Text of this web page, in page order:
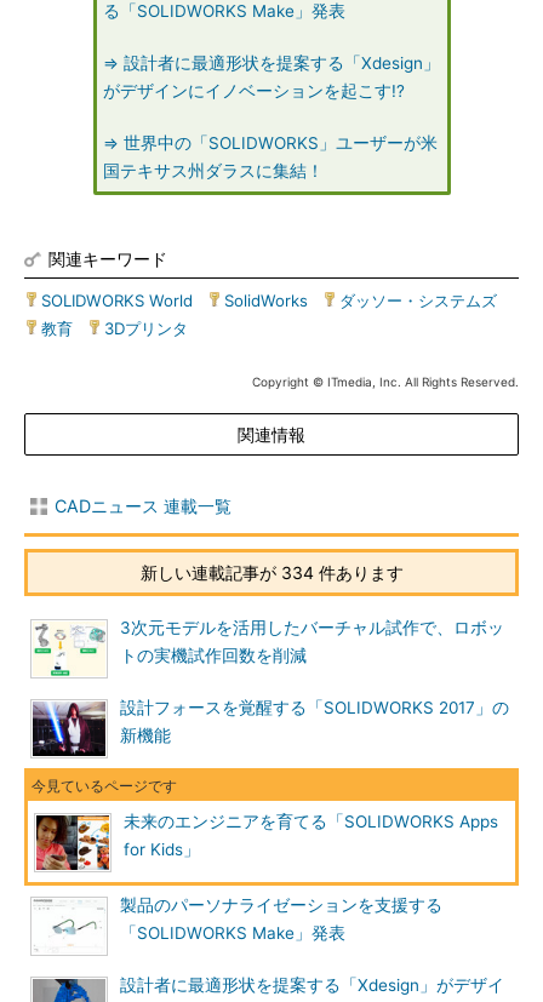
る「SOLIDWORKS Make」発表
⇒ 設計者に最適形状を提案する「Xdesign」
がデザインにイノベーションを起こす!?
⇒ 世界中の「SOLIDWORKS」ユーザーが米
国テキサス州ダラスに集結！
関連キーワード
SOLIDWORKS World SolidWorks ダッソー・システムズ
教育
3Dプリンタ
Copyright © ITmedia, Inc. All Rights Reserved.
関連情報
CADニュース 連載一覧
新しい連載記事が 334 件あります
3次元モデルを活用したバーチャル試作で、ロボッ
トの実機試作回数を削減
設計フォースを覚醒する「SOLIDWORKS 2017」の
新機能
未来のエンジニアを育てる「SOLIDWORKS Apps
for Kids」
製品のパーソナライゼーションを支援する
「SOLIDWORKS Make」発表
設計者に最適形状を提案する「Xdesign」がデザイ